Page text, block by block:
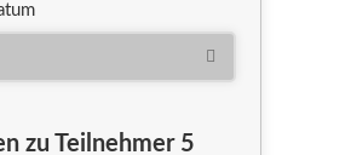
zu Teilnehmer 5